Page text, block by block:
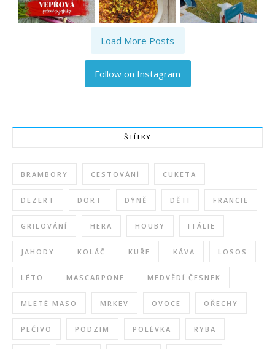
Load More Posts
Follow on Instagram
ŠTÍTKY
BRAMBORY CESTOVÁNÍ CUKETA
DEZERT DORT DÝNĚ DĚTI FRANCIE
GRILOVÁNÍ HERA HOUBY ITÁLIE
JAHODY KOLÁČ KUŘE KÁVA LOSOS
LÉTO MASCARPONE MEDVĚDÍ ČESNEK
MLETÉ MASO MRKEV OVOCE OŘECHY
PEČIVO PODZIM POLÉVKA RYBA